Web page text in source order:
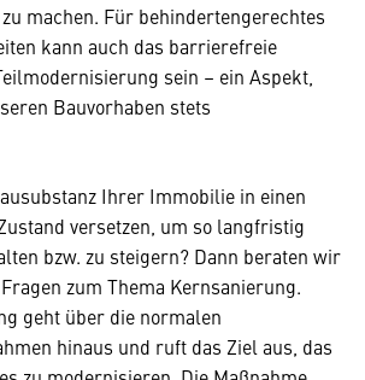
machen. Für behindertengerechtes
kann auch das barrierefreie
sein – ein Aspekt,
Bauvorhaben stets
Ihrer Immobilie in einen
versetzen, um so langfristig
bzw. zu steigern? Dann beraten wir
zum Thema Kernsanierung.
geht über die normalen
hinaus und ruft das Ziel aus, das